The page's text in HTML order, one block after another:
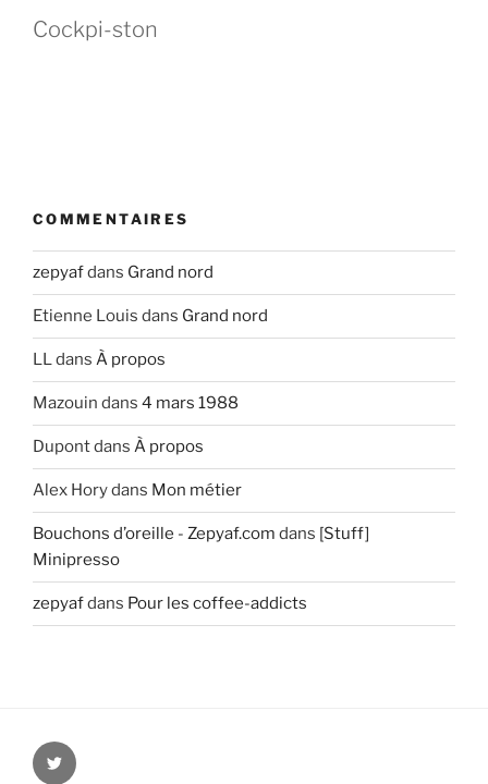
Cockpi-ston
COMMENTAIRES
zepyafdans Grand nord
Etienne Louis dans Grand nord
LLdans À propos
Mazouin dans 4 mars 1988
Dupontdans À propos
Alex Horydans Mon métier
Bouchons d’oreille - Zepyaf.com dans [Stuff]
Minipresso
zepyafdans Pour les coffee-addicts
@zepyaf